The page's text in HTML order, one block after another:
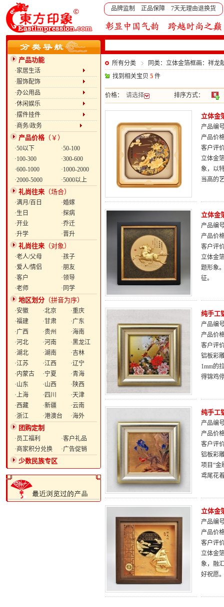
品牌监制 正品保障 7天无理由退换货
产品功能
·家居生活
·服饰配饰
·办公用品
·休闲娱乐
·摆件挂件
·商务/政务
产品价格（￥）
·50以下
·50-100
·100-300
·300-600
·600-1000
·1000-2000
·2000-5000
·5000以上
礼尚往来 （场合）
·满月/百日
·婚嫁
·生日
·探病
·开业
·乔迁
·升学
·晋升
礼尚往来 （对象）
·老人/父母
·孩子
·爱人/情侣
·朋友
·客户
·领导
·老师
·同学
地区划分 （拼音为序）
·安徽 ·北京
·重庆
·福建
·甘肃
·广东
·广西
·贵州
·海南
·河北
·河南
·黑龙江
·湖北
·湖南
·吉林
·江苏
·江西
·辽宁
·内蒙古
·宁夏
·青海
·山东
·山西
·陕西
·上海
·四川
·天津
·西藏
·新疆
·云南
·浙江
·港澳台 ·海外
团购定制
·员工福利
·客户礼品
·商家积分兑换
·广告促销
少数民族专区
所有分类
同类：立体金箔框画：祥龙
找到相关宝贝 5 件
价格： 请选择 排序方式：
立体金
产品编
产品价
客户评
立体金
象，以
当高的
立体金
产品编
产品价
客户评
立体金
题形象
征。
纯手工
产品编
产品价
客户评
铝板彩
1mm的
得锦鸡
纯手工
产品编
产品价
客户评
铝板彩
项目“金
鸢尾花
立体金
产品编
产品价
客户评
立体金
象，融
好祝愿